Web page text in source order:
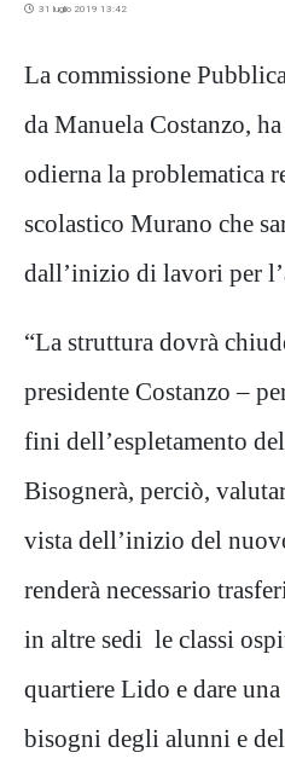
31 luglio 2019 13:42
La commissione
da Manuela Costanzo,
odierna la problematica
scolastico Murano che
dall’inizio di lavori per
“La struttura dovrà
presidente Costanzo –
fini dell’espletamento
Bisognerà, perciò,
vista dell’inizio del
renderà necessario
in altre sedi le classi
quartiere Lido e dare una
bisogni degli alunni e